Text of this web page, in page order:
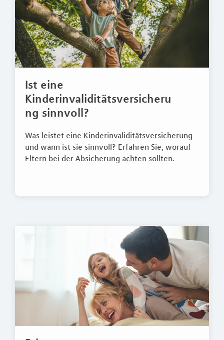
Ist eine
Kinderinvaliditätsversicheru
ng sinnvoll?
Was leistet eine Kinderinvaliditätsversicherung
und wann ist sie sinnvoll? Erfahren Sie, worauf
Eltern bei der Absicherung achten sollten.